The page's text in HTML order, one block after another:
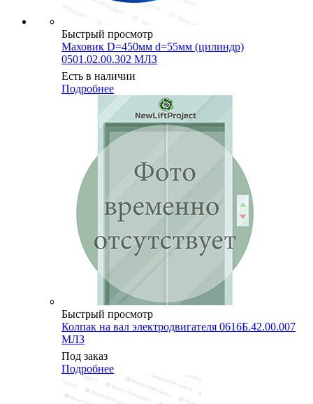
Быстрый просмотр
Маховик D=450мм d=55мм (цилиндр)
0501.02.00.302 МЛЗ
Есть в наличии
Подробнее
Быстрый просмотр
Колпак на вал электродвигателя 0616Б.42.00.007
МЛЗ
Под заказ
Подробнее